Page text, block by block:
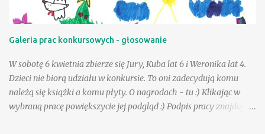
jakby zapomniała, że już jest dorosła " - można to różnie
tłumaczyć - silniejszymi więzami, odmienną sytuacją życiową, na
pewno jednak niebagatelne znaczenie ma dla dziewczynki
szczególnej, bo "ptasiej postaci...
Galeria prac konkursowych - głosowanie
W sobotę 6 kwietnia zbierze się Jury, Kuba lat 6 i Weronika lat 4.
Dzieci nie biorą udziału w konkursie. To oni zadecydują komu
należą się książki a komu płyty. O nagrodach - tu :) Klikając w
wybraną pracę powiększycie jej podgląd :) Podpis pracy znajduje